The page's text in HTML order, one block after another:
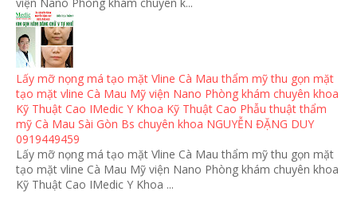
Lấy mỡ nọng má tạo mặt Vline Cà Mau thẩm mỹ thu gọn mặt
tạo mặt vline Cà Mau Mỹ viện Nano Phòng khám chuyên khoa
Kỹ Thuật Cao IMedic Y Khoa Kỹ Thuật Cao Phẫu thuật thẩm
mỹ Cà Mau Sài Gòn Bs chuyên khoa NGUYỄN ĐẶNG DUY
0919449459
Lấy mỡ nọng má tạo mặt Vline Cà Mau thẩm mỹ thu gọn mặt
tạo mặt vline Cà Mau Mỹ viện Nano Phòng khám chuyên khoa
Kỹ Thuật Cao IMedic Y Khoa ...